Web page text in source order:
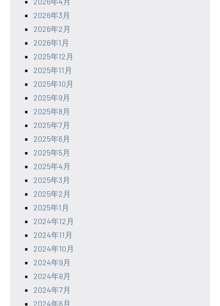
2026年3月
2026年2月
2026年1月
2025年12月
2025年11月
2025年10月
2025年9月
2025年8月
2025年7月
2025年6月
2025年5月
2025年4月
2025年3月
2025年2月
2025年1月
2024年12月
2024年11月
2024年10月
2024年9月
2024年8月
2024年7月
2024年6月